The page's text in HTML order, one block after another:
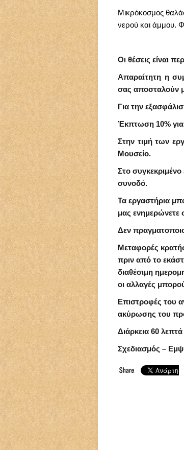
Μικρόκοσμος
νερού και άμμου.
Οι θέσεις είναι
Απαραίτητη η
σας αποσταλούν
Για την
Έκπτωση 10%
Στην τιμή των
Μουσείο.
Στο
συνοδό.
Τα εργαστήρια
μας ενημερώνετε
Δεν
Μεταφορές
πριν από το
διαθέσιμη
οι αλλαγές
Επιστροφές του
ακύρωσης του
Διάρκεια 60 λεπτά
Σχεδιασμός –